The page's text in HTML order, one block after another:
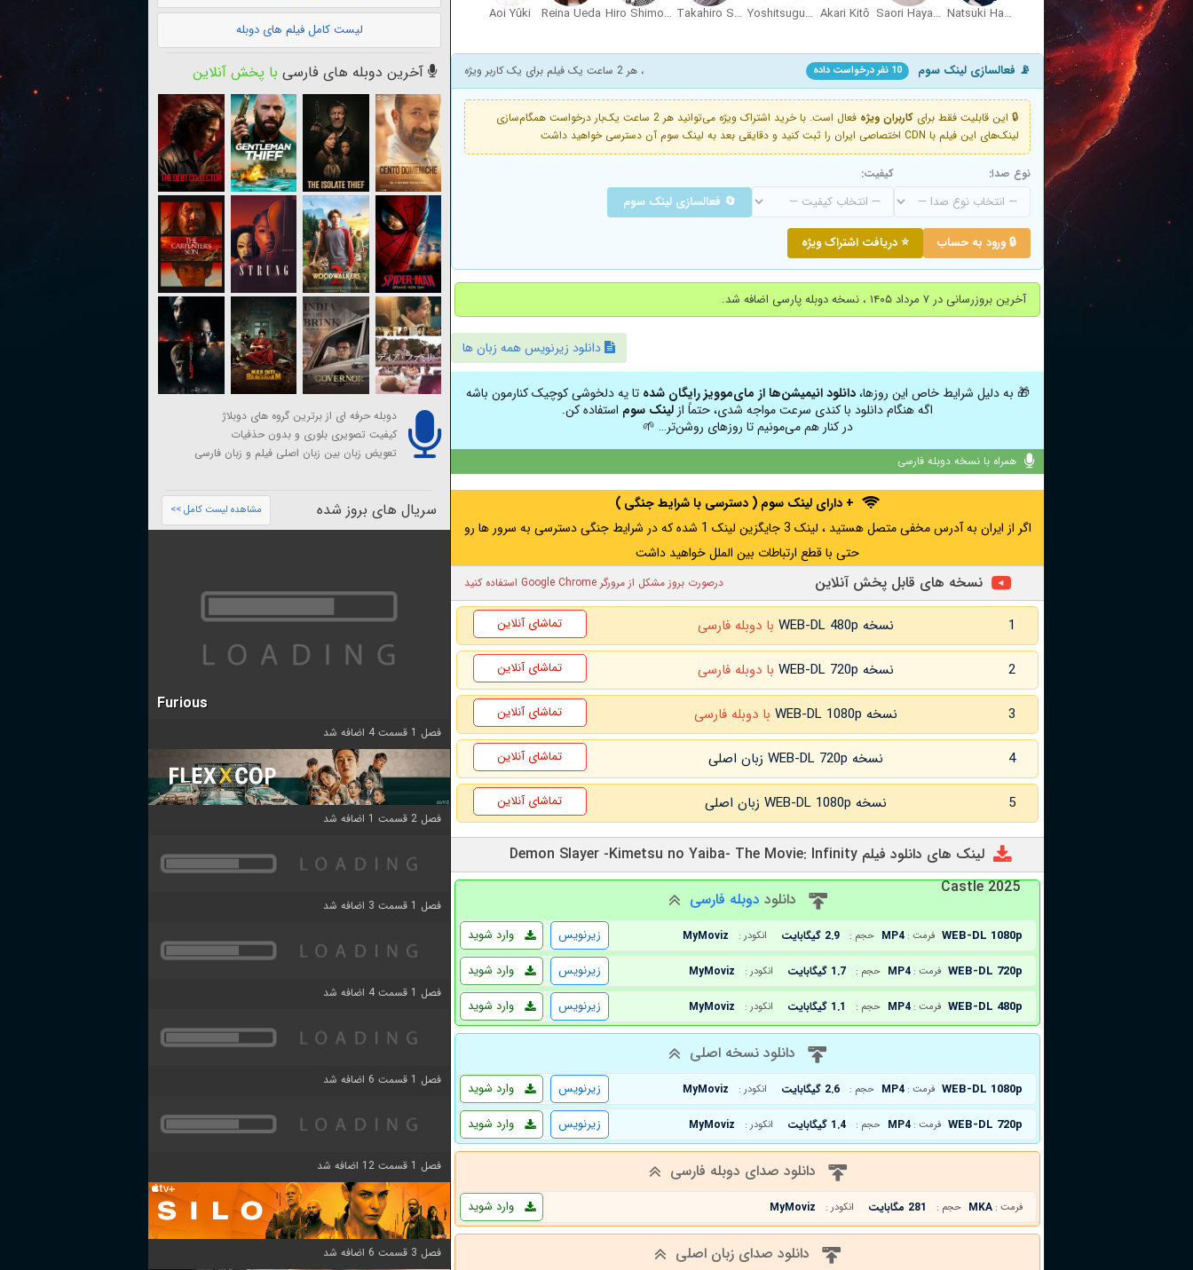
Natsuki Hanae
Saori Hayami
Akari Kitô
Yoshitsugu Matsuoka
Takahiro Sakurai
Hiro Shimono
Reina Ueda
Aoi Yûki
📡 فعالسازی لینک سوم 10 نفر درخواست داده ، هر 2 ساعت یک فیلم برای یک کاربر ویژه
🔒 این قابلیت فقط برای کاربران ویژه
فعال است. با خرید اشتراک ویژه می‌توانید هر 2 ساعت یک‌بار درخواست همگام‌سازی
لینک‌های این فیلم با CDN اختصاصی ایران را ثبت کنید و دقایقی بعد به لینک سوم آن دسترسی خواهید داشت
نوع صدا: کیفیت:
🔄 فعالسازی لینک سوم
🔒 ورود به حساب ⭐ دریافت اشتراک ویژه
آخرین بروزرسانی در ۷ مرداد ۱۴۰۵ ، نسخه دوبله پارسی اضافه شد.
دانلود زیرنویس همه زبان ها
🎁 به دلیل شرایط خاص این روزها،دانلود انیمیشن‌ها از مای‌موویز رایگان شده تا یه دلخوشی کوچیک کنارمون باشه
اگه هنگام دانلود با کندی سرعت مواجه شدی، حتماً از لینک سوم استفاده کن.
در کنار هم می‌مونیم تا روزهای روشن‌تر… 🌱
همراه با نسخه دوبله فارسی
+ دارای لینک سوم ( دسترسی با شرایط جنگی )
اگر از ایران به آدرس مخفی متصل هستید ، لینک 3 جایگزین لینک 1 شده که در شرایط جنگی دسترسی به سرور ها رو
حتی با قطع ارتباطات بین الملل خواهید داشت
نسخه های قابل پخش آنلاین درصورت بروز مشکل از مرورگر Google Chrome استفاده کنید
1 نسخه WEB-DL 480p با دوبله فارسی تماشای آنلاین
2 نسخه WEB-DL 720p با دوبله فارسی تماشای آنلاین
3 نسخه WEB-DL 1080p با دوبله فارسی تماشای آنلاین
4 نسخه WEB-DL 720p زبان اصلی تماشای آنلاین
5 نسخه WEB-DL 1080p زبان اصلی تماشای آنلاین
لینک های دانلود فیلم Demon Slayer -Kimetsu no Yaiba- The Movie: Infinity
Castle 2025
دانلود دوبله فارسی
WEB-DL 1080p فرمت : MP4 حجم : 2.9 گیگابایت انکودر : MyMoviz وارد شوید
زیرنویس
WEB-DL 720p فرمت : MP4 حجم : 1.7 گیگابایت انکودر : MyMoviz وارد شوید
زیرنویس
WEB-DL 480p فرمت : MP4 حجم : 1.1 گیگابایت انکودر : MyMoviz وارد شوید زیرنویس
دانلود نسخه اصلی
WEB-DL 1080p فرمت : MP4 حجم : 2.6 گیگابایت انکودر : MyMoviz وارد شوید
زیرنویس
WEB-DL 720p فرمت : MP4 حجم : 1.4 گیگابایت انکودر : MyMoviz وارد شوید زیرنویس
دانلود صدای دوبله فارسی
فرمت : MKA حجم : 281 مگابایت انکودر : MyMoviz وارد شوید
دانلود صدای زبان اصلی
لیست کامل فیلم های دوبله
آخرین دوبله های فارسی با پخش آنلاین
دوبله حرفه ای از برترین گروه های دوبلاژ
کیفیت تصویری بلوری و بدون حذفیات
تعویض زبان بین زبان اصلی فیلم و زبان فارسی
سریال های بروز شده مشاهده لیست کامل >>
Furious
فصل 1 قسمت 4 اضافه شد
فصل 2 قسمت 1 اضافه شد
فصل 1 قسمت 3 اضافه شد
فصل 1 قسمت 4 اضافه شد
فصل 1 قسمت 6 اضافه شد
فصل 1 قسمت 12 اضافه شد
فصل 3 قسمت 6 اضافه شد